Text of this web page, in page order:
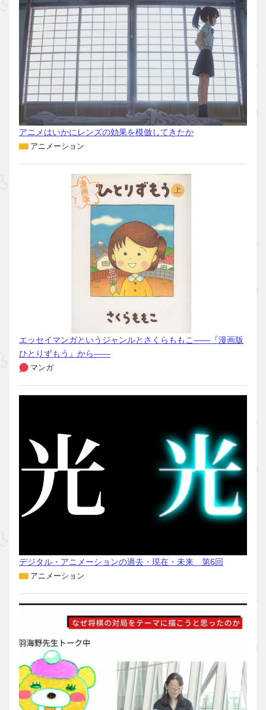
アニメはいかにレンズの効果を模倣してきたか
アニメーション
エッセイマンガというジャンルとさくらももこ――『漫画版
ひとりずもう』から――
マンガ
デジタル・アニメーションの過去・現在・未来 第6回
アニメーション